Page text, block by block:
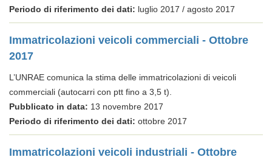
Periodo di riferimento dei dati: luglio 2017 / agosto 2017
Immatricolazioni veicoli commerciali - Ottobre
2017
L’UNRAE comunica la stima delle immatricolazioni di veicoli
commerciali (autocarri con ptt fino a 3,5 t).
Pubblicato in data: 13 novembre 2017
Periodo di riferimento dei dati: ottobre 2017
Immatricolazioni veicoli industriali - Ottobre